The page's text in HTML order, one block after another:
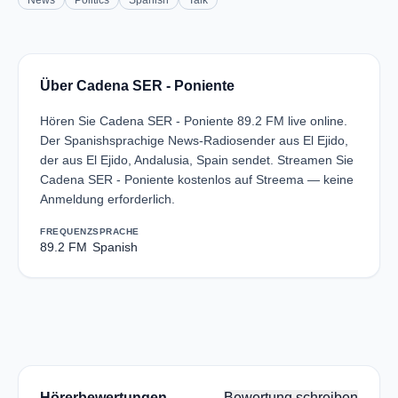
Über Cadena SER - Poniente
Hören Sie Cadena SER - Poniente 89.2 FM live online.
Der Spanishsprachige News-Radiosender aus El Ejido,
der aus El Ejido, Andalusia, Spain sendet. Streamen Sie
Cadena SER - Poniente kostenlos auf Streema — keine
Anmeldung erforderlich.
FREQUENZ
89.2 FM
SPRACHE
Spanish